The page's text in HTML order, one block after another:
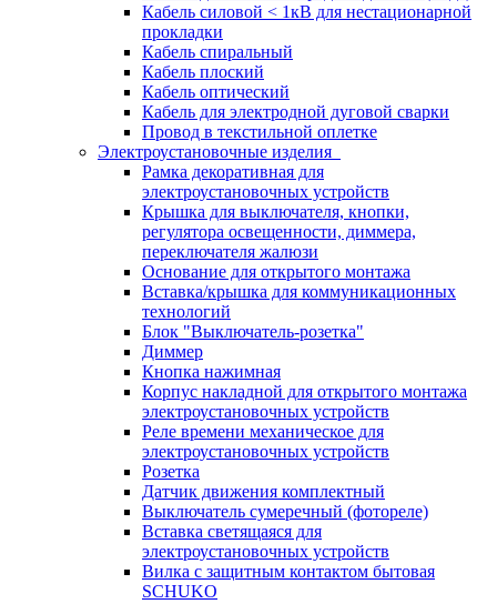
Кабель силовой < 1кВ для нестационарной
прокладки
Кабель спиральный
Кабель плоский
Кабель оптический
Кабель для электродной дуговой сварки
Провод в текстильной оплетке
Электроустановочные изделия
Рамка декоративная для
электроустановочных устройств
Крышка для выключателя, кнопки,
регулятора освещенности, диммера,
переключателя жалюзи
Основание для открытого монтажа
Вставка/крышка для коммуникационных
технологий
Блок "Выключатель-розетка"
Диммер
Кнопка нажимная
Корпус накладной для открытого монтажа
электроустановочных устройств
Реле времени механическое для
электроустановочных устройств
Розетка
Датчик движения комплектный
Выключатель сумеречный (фотореле)
Вставка светящаяся для
электроустановочных устройств
Вилка с защитным контактом бытовая
SCHUKO